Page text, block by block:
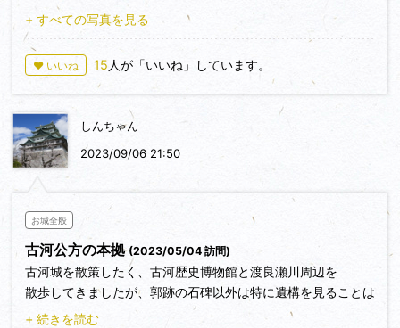
福法寺から西に進み、古河歴史博物館へ移動。
博物館の周辺が諏訪曲輪(出城)跡で、こちらには土塁と空堀
跡が残っており、きれいに整備されていました。
古河歴史博物館の入り口部分には、「古河城出城諏訪曲輪
跡」の石碑が立っています。博物館の常設展の方では、古河城
の模型が展示されており、展示室で古河城の解説シートも配布
されていたので、せっかくなのでいただきました。
博物館を見学後、諏訪曲輪跡から移動し、西に5分ほど進む
と桜町曲輪の獅子ヶ崎土塁も現存しており、案内板も設置され
ています。この周辺に、徳川将軍の日光社参の時に使用されて
いた御成門があったようですが、石碑等は設置されていません
そこから西に進み、渡良瀬川の河川敷の堤防を南に進んでい
くと堤防上に古河城の本丸跡の石碑が建っています。石碑は御
三階櫓がデザインされています。堤防から見て、河川敷の野球
グラウンドの周辺が本丸跡だったようです。
+ すべての写真を見る
♥ いいね 15 人が「いいね」しています。
しんちゃん
2023/09/06 21:50
お城全般
古河公方の本拠 (2023/05/04 訪問)
古河城を散策したく、古河歴史博物館と渡良瀬川周辺を
散歩してきましたが、郭跡の石碑以外は特に遺構を見ることは
出来ませんでした‥が、肉球さんや他の方の投稿を見ると
+ 続きを読む